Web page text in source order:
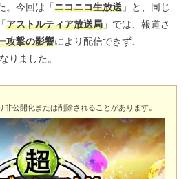
。今回は「ニコニコ生放送 」と、同じ
アストルティア放送局 」では、報道さ
攻撃の影響により配信できず、
りました。
公開化または削除されることがあります。